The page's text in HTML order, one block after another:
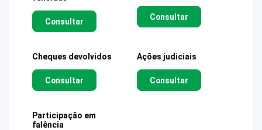
Consultar Consultar
Cheques devolvidos
Consultar
Ações judiciais
Consultar
Participação em
falência